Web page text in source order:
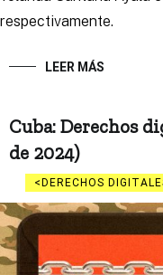
respectivamente.
LEER MÁS
Cuba: Derechos
de 2024)
DERECHOS